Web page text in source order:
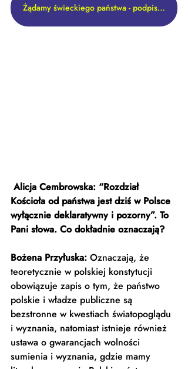
Żądamy świeckiego państwa - podpisz petycję
Alicja Cembrowska: “Rozdział
Kościoła od państwa jest dziś w Polsce
wyłącznie deklaratywny i pozorny”. To
Pani słowa. Co dokładnie oznaczają?
Bożena Przyłuska: Oznaczają, że
teoretycznie w polskiej konstytucji
obowiązuje zapis o tym, że państwo
polskie i władze publiczne są
bezstronne w kwestiach światopoglądu
i wyznania, natomiast istnieje również
ustawa o gwarancjach wolności
sumienia i wyznania, gdzie mamy